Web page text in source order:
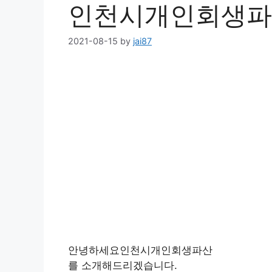
인천시개인회생
2021-08-15 by jai87
안녕하세요인천시개인회생파산
를 소개해드리겠습니다.